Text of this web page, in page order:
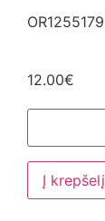
OR1255179
12.00€
Į krepšelį